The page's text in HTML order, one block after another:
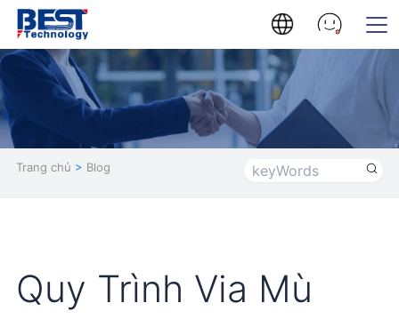
Trang chủ > Blog
Quy Trình Via Mù